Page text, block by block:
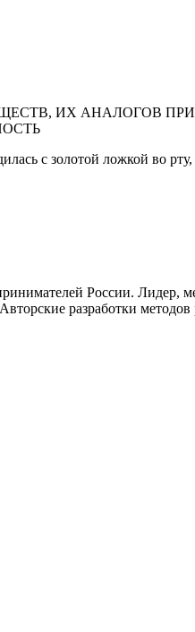
ИХ АНАЛОГОВ
с золотой ложкой во
России.
разработки